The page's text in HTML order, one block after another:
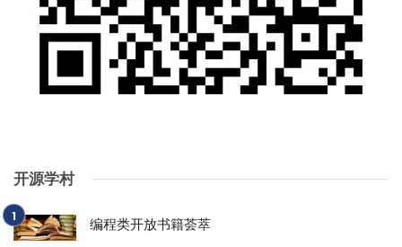
开源学村
编程类开放书籍荟萃